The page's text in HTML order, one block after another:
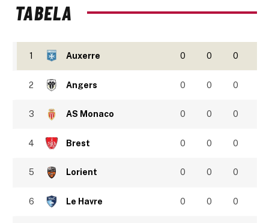
TABELA
1 Auxerre 0 0 0
2 Angers 0 0 0
3 AS Monaco 0 0 0
4 Brest 0 0 0
5 Lorient 0 0 0
6 Le Havre 0 0 0